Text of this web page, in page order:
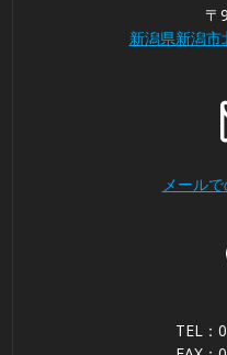
〒
新潟県新潟
メール
TEL：